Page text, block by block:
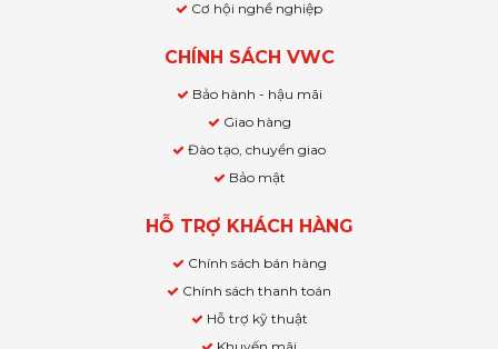
Cơ hội nghề nghiệp
CHÍNH SÁCH VWC
Bảo hành - hậu mãi
Giao hàng
Đào tạo, chuyển giao
Bảo mật
HỖ TRỢ KHÁCH HÀNG
Chính sách bán hàng
Chính sách thanh toán
Hỗ trợ kỹ thuật